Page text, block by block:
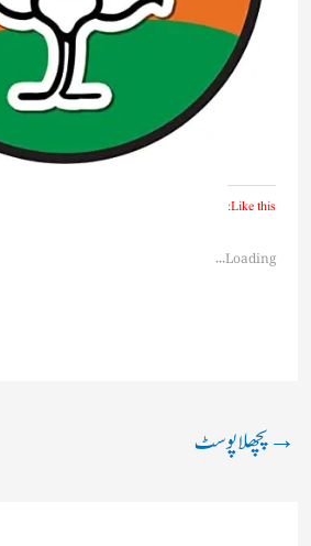
Like this:
Loading...
→پچھلا پوسٹ